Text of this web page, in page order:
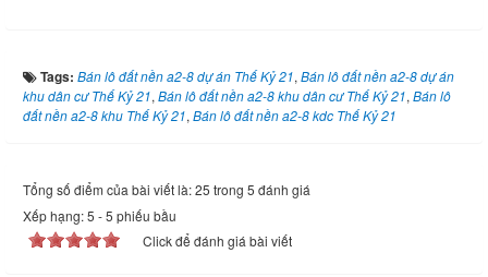
Tags: Bán lô đất nền a2-8 dự án Thế Kỷ 21, Bán lô đất nền a2-8 dự án
khu dân cư Thế Kỷ 21, Bán lô đất nền a2-8 khu dân cư Thế Kỷ 21, Bán lô
đất nền a2-8 khu Thế Kỷ 21, Bán lô đất nền a2-8 kdc Thế Kỷ 21
Tổng số điểm của bài viết là: 25 trong 5 đánh giá
Xếp hạng:5 -5 phiếu bầu
Click để đánh giá bài viết